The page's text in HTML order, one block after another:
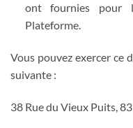
ont fournies pour
Plateforme.
Vous pouvez exercer ce
suivante :
38 Rue du Vieux Puits,